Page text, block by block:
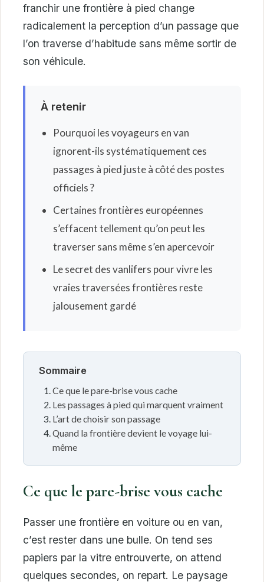
franchir une frontière à pied change
radicalement la perception d’un passage que
l’on traverse d’habitude sans même sortir de
son véhicule.
À retenir
Pourquoi les voyageurs en van
ignorent-ils systématiquement ces
passages à pied juste à côté des postes
officiels ?
Certaines frontières européennes
s’effacent tellement qu’on peut les
traverser sans même s’en apercevoir
Le secret des vanlifers pour vivre les
vraies traversées frontières reste
jalousement gardé
Sommaire
Ce que le pare-brise vous cache
Les passages à pied qui marquent vraiment
L’art de choisir son passage
Quand la frontière devient le voyage lui-
même
Ce que le pare-brise vous cache
Passer une frontière en voiture ou en van,
c’est rester dans une bulle. On tend ses
papiers par la vitre entrouverte, on attend
quelques secondes, on repart. Le paysage